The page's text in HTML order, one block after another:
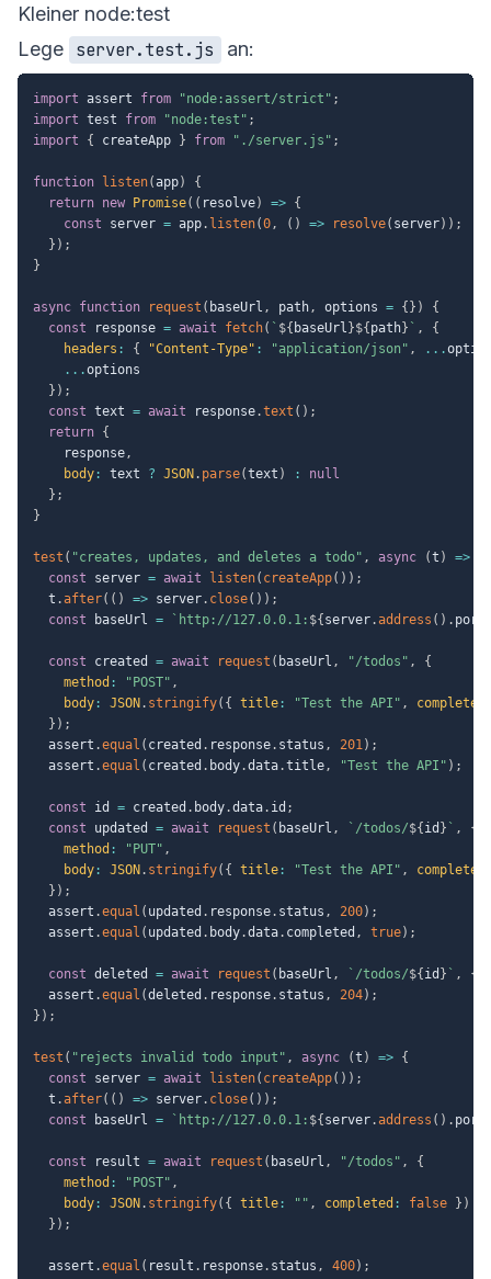
Kleiner node:test
Lege server.test.js an:
import assert from "node:assert/strict" ;
import test from "node:test" ;
import
{ createApp } from "./server.js" ;
function listen(app)
{
return new Promise( ( resolve) => {
const server = app. listen(0, ( ) => resolve( server) ) ;
} ) ;
}
async function request ( baseUrl , path, options = { } )
{
const response = await fetch( ` ${ baseUrl }${ path} ` ,
{
headers : { "Content-Type" : "application/json" , ...
...options
} ) ;
const text = await response.text ( ) ;
return {
    response
,
body : text ? JSON . parse(text ) :
null
} ;
}
test ( "creates, updates, and deletes a todo" , async (t ) =>
const server = await listen( createApp( ) ) ;
  t
.after( ( ) => server. close( ) ) ;
const baseUrl = ` http://127.0.0.1: ${ server.address ( ) . port
const created = await request ( baseUrl , "/todos" ,
{
method : "POST" ,
body : JSON . stringify( { title : "Test the API" , completed
} ) ;
  assert
.equal ( created . response. status , 201) ;
  assert
.equal ( created . body.data.title, "Test the API" ) ;
const id = created . body.data. id ;
const updated = await request ( baseUrl , ` /todos/${ id } ` ,
{
method : "PUT" ,
body : JSON . stringify( { title : "Test the API" , completed
} ) ;
  assert
.equal ( updated . response. status , 200) ;
  assert
.equal ( updated . body.data. completed , true) ;
const deleted = await request ( baseUrl , ` /todos/${ id } ` , {
  assert
.equal (deleted . response. status , 204) ;
} ) ;
test ( "rejects invalid todo input" , async (t ) => {
const server = await listen( createApp( ) ) ;
  t
.after( ( ) => server. close( ) ) ;
const baseUrl = ` http://127.0.0.1: ${ server.address ( ) . port
const result = await request ( baseUrl , "/todos" ,
{
method : "POST" ,
body : JSON . stringify( { title : "" , completed : false } )
} ) ;
  assert
.equal ( result . response. status , 400) ;